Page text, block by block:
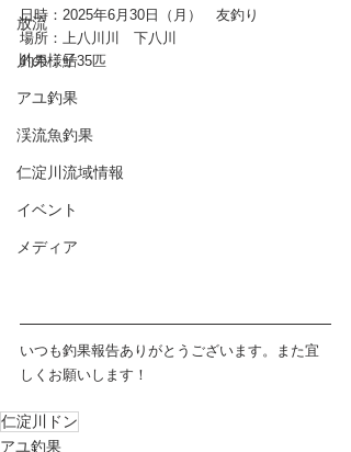
放流
川の様子
アユ釣果
渓流魚釣果
仁淀川流域情報
イベント
メディア
日時：2025年6月30日（月）　友釣り
場所：上八川川　下八川
釣果：鮎35匹
いつも釣果報告ありがとうございます。また宜
しくお願いします！
仁淀川ドン
アユ釣果